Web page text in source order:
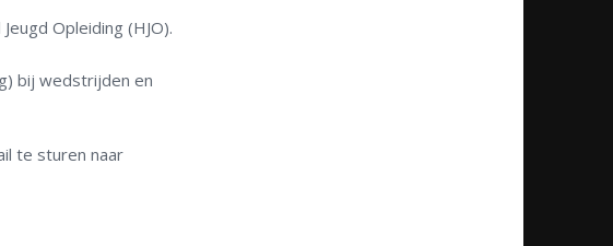
Opleiding (HJO).
bij wedstrijden en
te sturen naar